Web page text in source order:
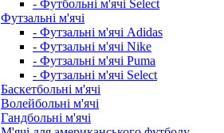
- Футбольні м'ячі Select
Футзальні м'ячі
- Футзальні м'ячі Adidas
- Футзальні м'ячі Nike
- Футзальні м'ячі Puma
- Футзальні м'ячі Select
Баскетбольні м'ячі
Волейбольні м'ячі
Гандбольні м'ячі